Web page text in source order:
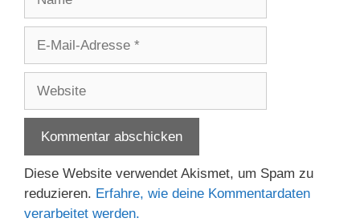
Adresse
Diese Website verwendet Akismet, um Spam zu
reduzieren. Erfahre, wie deine Kommentardaten
verarbeitet werden.